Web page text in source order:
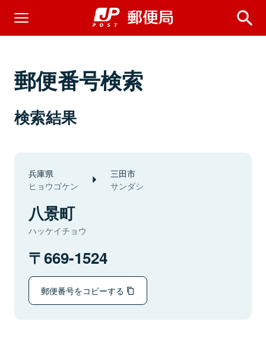
郵便番号検索
検索結果
兵庫県
ヒョウゴケン
三田市
サンダシ
八景町
ハッケイチョウ
669-1524
郵便番号をコピーする